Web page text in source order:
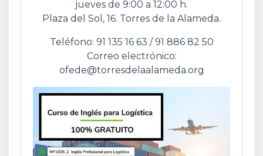
jueves de 9:00 a 12:00 h.
Plaza del Sol, 16. Torres de la Alameda.
Teléfono: 91 135 16 63 / 91 886 82 50
Correo electrónico:
ofede@torresdelaalameda.org